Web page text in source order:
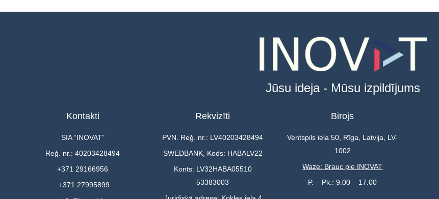
Jūsu ideja - Mūsu izpildījums
Kontakti
SIA “INOVAT”
Reģ. nr.: 40203428494
+371 29166956
+371 27995899
Rekvizīti
PVN. Reģ. nr.: LV40203428494
SWEDBANK, Kods: HABALV22
Konts: LV32HABA05510
53383003
Birojs
Ventspils iela 50, Rīga, Latvija, LV-
1002
Waze: Brauc pie INOVAT
P. – Pk.: 9.00 – 17.00